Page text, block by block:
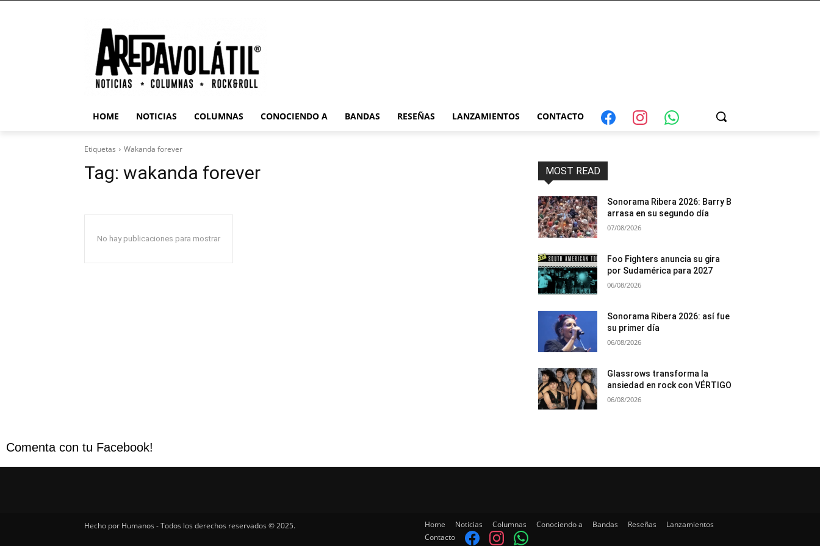
HOME NOTICIAS COLUMNAS CONOCIENDO A BANDAS RESEÑAS LANZAMIENTOS CONTACTO
Etiquetas Wakanda forever
Tag: wakanda forever
No hay publicaciones para mostrar
MOST READ
Sonorama Ribera 2026: Barry B
arrasa en su segundo día
07/08/2026
Foo Fighters anuncia su gira
por Sudamérica para 2027
06/08/2026
Sonorama Ribera 2026: así fue
su primer día
06/08/2026
Glassrows transforma la
ansiedad en rock con VÉRTIGO
06/08/2026
Comenta con tu Facebook!
Hecho por Humanos - Todos los derechos reservados © 2025. Home Noticias Columnas Conociendo a Bandas Reseñas
Lanzamientos
Contacto